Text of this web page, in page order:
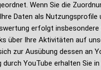
Wenn Sie die
Daten als
erfolgt
über Ihre Aktivitäten auf
zur Ausübung dessen an
YouTube erhalten Sie